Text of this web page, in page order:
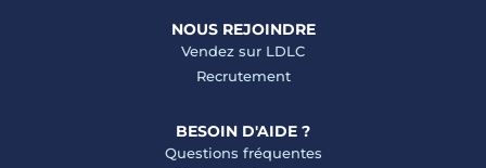
NOUS REJOINDRE
Vendez sur LDLC
Recrutement
BESOIN D'AIDE ?
Questions fréquentes